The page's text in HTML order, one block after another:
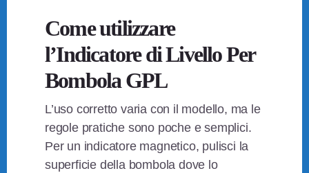
Come utilizzare
l’Indicatore di Livello Per
Bombola GPL
L’uso corretto varia con il modello, ma le
regole pratiche sono poche e semplici.
Per un indicatore magnetico, pulisci la
superficie della bombola dove lo